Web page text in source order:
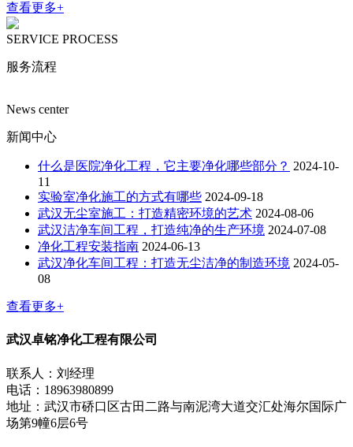
查看更多+
SERVICE PROCESS
服务流程
News center
新闻中心
什么是医院净化工程，它主要净化哪些部分？ 2024-10-
11
实验室净化施工的方式有哪些 2024-09-18
武汉无尘室施工：打造精密环境的艺术 2024-08-06
武汉洁净车间工程，打造纯净的生产环境 2024-07-08
净化工程安装指南 2024-06-13
武汉净化车间工程：打造无尘洁净的制造环境 2024-05-
08
查看更多+
武汉卓铭净化工程有限公司
联系人：刘经理
电话：18963980899
地址：武汉市硚口区古田二路与南泥湾大道交汇处海尔国际广
场第9幢6层6号